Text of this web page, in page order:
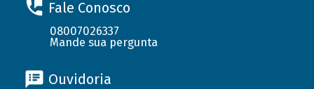
Fale Conosco
08007026337
Mande sua pergunta
Ouvidoria